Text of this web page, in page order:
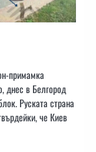
примамка
днес в Белгород
Руската страна
че Киев